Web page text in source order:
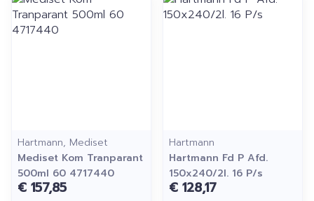
Hartmann, Mediset
Mediset Kom Tranparant
500ml 60 4717440
€ 157,85
Hartmann
Hartmann Fd P Afd.
150x240/2l. 16 P/s
€ 128,17